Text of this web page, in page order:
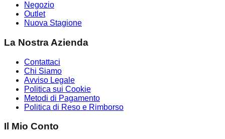
Negozio
Outlet
Nuova Stagione
La Nostra Azienda
Contattaci
Chi Siamo
Avviso Legale
Politica sui Cookie
Metodi di Pagamento
Politica di Reso e Rimborso
Il Mio Conto